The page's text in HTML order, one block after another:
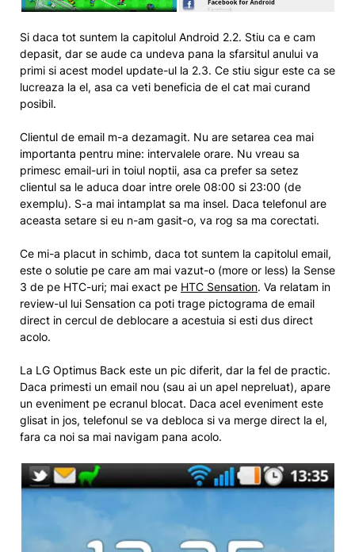
Si daca tot suntem la capitolul Android 2.2. Stiu ca e cam
depasit, dar se aude ca undeva pana la sfarsitul anului va
primi si acest model update-ul la 2.3. Ce stiu sigur este ca se
lucreaza la el, asa ca veti beneficia de el cat mai curand
posibil.
Clientul de email m-a dezamagit. Nu are setarea cea mai
importanta pentru mine: intervalele orare. Nu vreau sa
primesc email-uri in toiul noptii, asa ca prefer sa setez
clientul sa le aduca doar intre orele 08:00 si 23:00 (de
exemplu). S-a mai intamplat sa ma insel. Daca telefonul are
aceasta setare si eu n-am gasit-o, va rog sa ma corectati.
Ce mi-a placut in schimb, daca tot suntem la capitolul email,
este o solutie pe care am mai vazut-o (more or less) la Sense
3 de pe HTC-uri; mai exact pe HTC Sensation. Va relatam in
review-ul lui Sensation ca poti trage pictograma de email
direct in cercul de deblocare a acestuia si esti dus direct
acolo.
La LG Optimus Back este un pic diferit, dar la fel de practic.
Daca primesti un email nou (sau ai un apel nepreluat), apare
un eveniment pe ecranul blocat. Daca acel eveniment este
glisat in jos, telefonul se va debloca si va merge direct la el,
fara ca noi sa mai navigam pana acolo.